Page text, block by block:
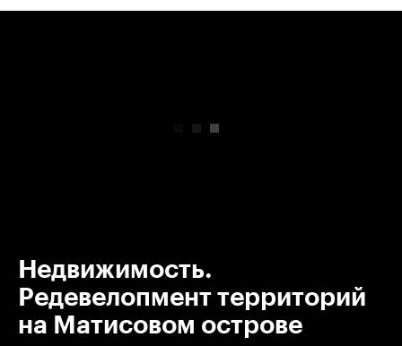
Недвижимость.
Редевелопмент территорий
на Матисовом острове